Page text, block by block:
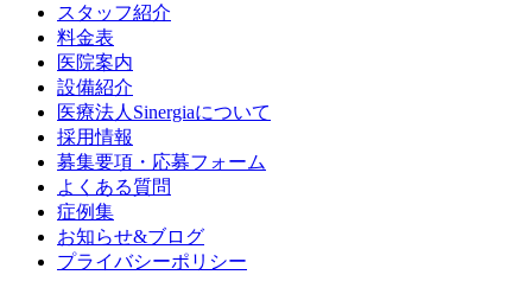
スタッフ紹介
料金表
医院案内
設備紹介
医療法人Sinergiaについて
採用情報
募集要項・応募フォーム
よくある質問
症例集
お知らせ&ブログ
プライバシーポリシー